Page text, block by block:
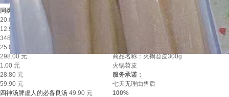
同类产品推荐
20.00 元
12.99 元
348.00 元
25.00 元
298.00 元
1.00 元
28.80 元
59.90 元
四神汤脾虚人的必备良汤 49.90 元
j9九游会老哥俱乐部交流的售后服务
商品名称：火锅苕皮300g
火锅苕皮
服务承诺：
七天无理由售后
100%